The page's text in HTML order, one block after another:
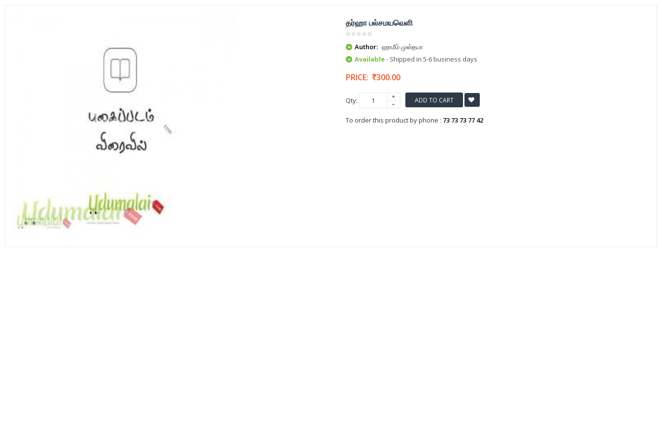
தர்ஹா பல்சமயவெளி
Author: ஹாமீம் முஸ்தபா
Available- Shipped in 5-6 business days
PRICE: 300.00
Qty: ADD TO CART
To order this product by phone : 73 73 73 77 42